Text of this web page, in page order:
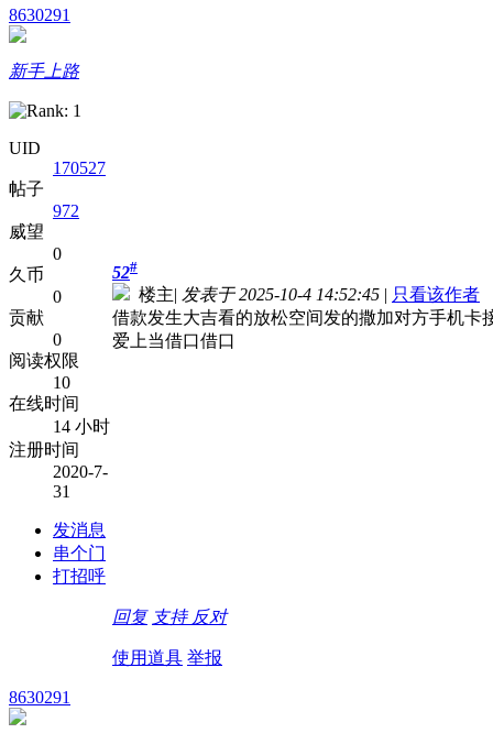
8630291
新手上路
UID
170527
帖子
972
威望
0
久币
0
贡献
0
阅读权限
10
在线时间
14 小时
注册时间
2020-7-
31
发消息
串个门
打招呼
52#
楼主| 发表于 2025-10-4 14:52:45 | 只看该作者
借款发生大吉看的放松空间发的撒加对方手机
爱上当借口借口
回复 支持 反对
使用道具 举报
8630291